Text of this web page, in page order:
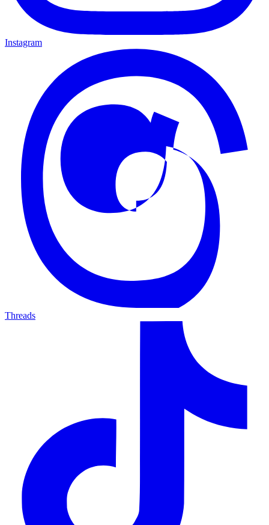
Instagram
Threads